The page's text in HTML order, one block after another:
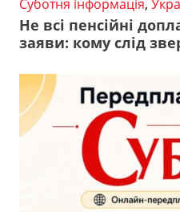
Суботня інформація,
Не всі пенсійні
заяви: кому слід